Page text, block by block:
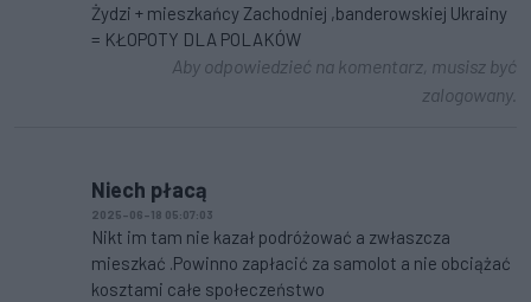
Żydzi + mieszkańcy Zachodniej ,banderowskiej Ukrainy
= KŁOPOTY DLA POLAKÓW
Aby odpowiedzieć na komentarz, musisz być
zalogowany.
Niech płacą
2025-06-18 05:07:03
Nikt im tam nie kazał podróżować a zwłaszcza
mieszkać .Powinno zapłacić za samolot a nie obciążać
kosztami całe społeczeństwo